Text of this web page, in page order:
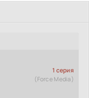
1 серия
(Force Media)